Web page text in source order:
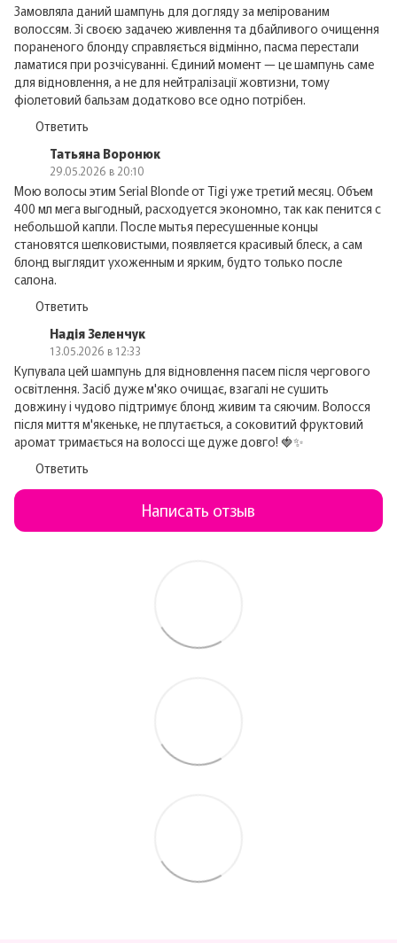
Замовляла даний шампунь для догляду за мелірованим
волоссям. Зі своєю задачею живлення та дбайливого очищення
пораненого блонду справляється відмінно, пасма перестали
ламатися при розчісуванні. Єдиний момент — це шампунь саме
для відновлення, а не для нейтралізації жовтизни, тому
фіолетовий бальзам додатково все одно потрібен.
Ответить
Татьяна Воронюк
29.05.2026 в 20:10
Мою волосы этим Serial Blonde от Tigi уже третий месяц. Объем
400 мл мега выгодный, расходуется экономно, так как пенится с
небольшой капли. После мытья пересушенные концы
становятся шелковистыми, появляется красивый блеск, а сам
блонд выглядит ухоженным и ярким, будто только после
салона.
Ответить
Надія Зеленчук
13.05.2026 в 12:33
Купувала цей шампунь для відновлення пасем після чергового
освітлення. Засіб дуже м'яко очищає, взагалі не сушить
довжину і чудово підтримує блонд живим та сяючим. Волосся
після миття м'якеньке, не плутається, а соковитий фруктовий
аромат тримається на волоссі ще дуже довго! 🍓✨
Ответить
Написать отзыв